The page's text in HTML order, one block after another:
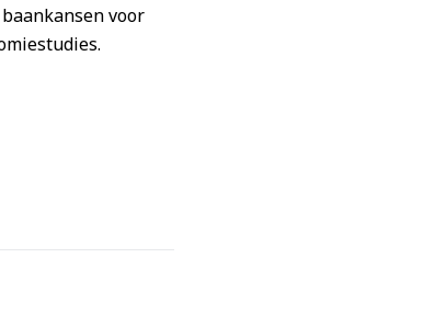
voor